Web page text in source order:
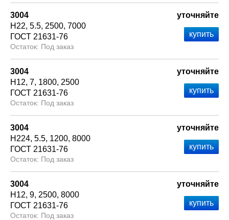
3004
Н22 5.5 2500 7000
ГОСТ 21631-76
Под заказ
уточняйте
3004
Н12 7 1800 2500
ГОСТ 21631-76
Под заказ
уточняйте
3004
Н224 5.5 1200 8000
ГОСТ 21631-76
Под заказ
уточняйте
3004
Н12 9 2500 8000
ГОСТ 21631-76
Под заказ
уточняйте